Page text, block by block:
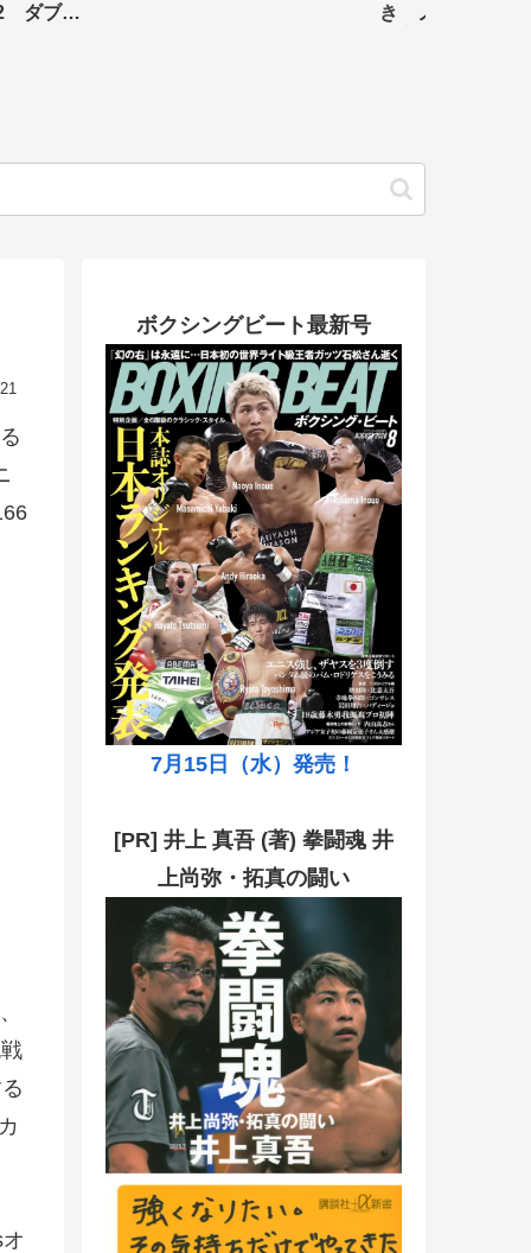
ダブル
き ノックアウ
ボクシングビート最新号
7月15日（水）発売！
[PR] 井上 真吾 (著) 拳闘魂 井
上尚弥・拓真の闘い